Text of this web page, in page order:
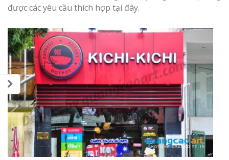
được các yêu cầu thích hợp tại đây.